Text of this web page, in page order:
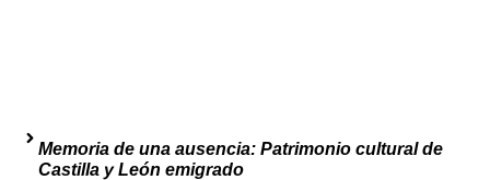
Memoria de una ausencia: Patrimonio cultural de
Castilla y León emigrado